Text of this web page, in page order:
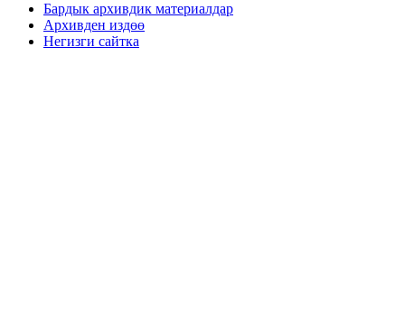
Бардык архивдик материалдар
Архивден издөө
Негизги сайтка